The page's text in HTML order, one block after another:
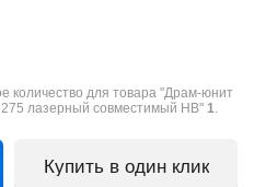
количество для товара "Драм-юнит
лазерный совместимый HB" 1.
Купить в один клик